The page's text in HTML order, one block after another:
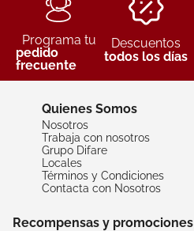
Programa tu
pedido
frecuente
Descuentos
todos los días
Quienes Somos
Nosotros
Trabaja con nosotros
Grupo Difare
Locales
Términos y Condiciones
Contacta con Nosotros
Recompensas y promociones